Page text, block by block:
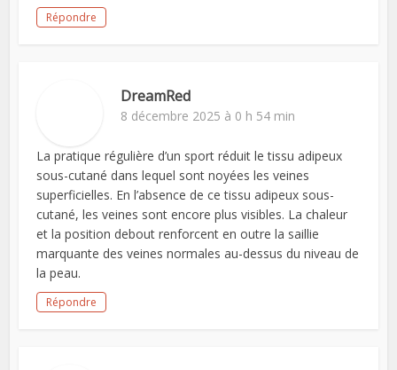
Répondre
DreamRed
8 décembre 2025 à 0 h 54 min
La pratique régulière d’un sport réduit le tissu adipeux
sous-cutané dans lequel sont noyées les veines
superficielles. En l’absence de ce tissu adipeux sous-
cutané, les veines sont encore plus visibles. La chaleur
et la position debout renforcent en outre la saillie
marquante des veines normales au-dessus du niveau de
la peau.
Répondre